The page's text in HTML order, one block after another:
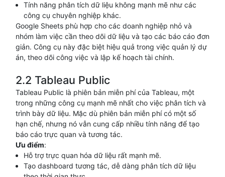
Tính năng phân tích dữ liệu không mạnh mẽ như các
công cụ chuyên nghiệp khác.
Google Sheets phù hợp cho các doanh nghiệp nhỏ và
nhóm làm việc cần theo dõi dữ liệu và tạo các báo cáo đơn
giản. Công cụ này đặc biệt hiệu quả trong việc quản lý dự
án, theo dõi công việc và lập kế hoạch tài chính.
2.2 Tableau Public
Tableau Public là phiên bản miễn phí của Tableau, một
trong những công cụ mạnh mẽ nhất cho việc phân tích và
trình bày dữ liệu. Mặc dù phiên bản miễn phí có một số
hạn chế, nhưng nó vẫn cung cấp nhiều tính năng để tạo
báo cáo trực quan và tương tác.
Ưu điểm:
Hỗ trợ trực quan hóa dữ liệu rất mạnh mẽ.
Tạo dashboard tương tác, dễ dàng phân tích dữ liệu